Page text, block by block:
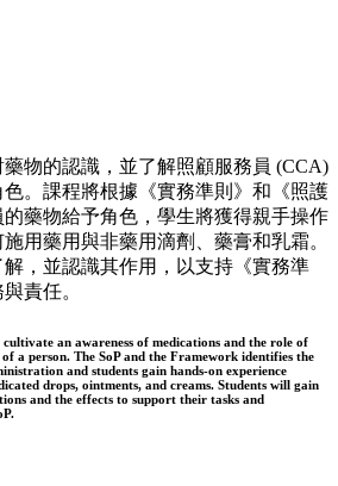
物的認識，並了解照顧服務員 (CCA)
。課程將根據《實務準則》和《照護
藥物給予角色，學生將獲得親手操作
用藥用與非藥用滴劑、藥膏和乳霜。
，並認識其作用，以支持《實務準
責任。
an awareness of medications and the role of
a person. The SoP and the Framework identifies the
and students gain hands-on experience
drops, ointments, and creams. Students will gain
and the effects to support their tasks and